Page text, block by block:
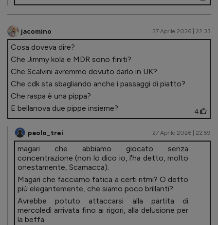
jacomino 27 Aprile 2026 | 22.33
Cosa doveva dire?
Che Jimmy kola e MDR sono finiti?
Che Scalvini avremmo dovuto darlo in UK?
Che cdk sta sbagliando anche i passaggi di piatto?
Che raspa è una pippa?
E bellanova due pippe insieme?
4
paolo_trei 27 Aprile 2026 | 22.59
magari che abbiamo giocato senza
concentrazione (non lo dico io, l'ha detto, molto
onestamente, Scamacca).
Magari che facciamo fatica a certi ritmi? O detto
più elegantemente, che siamo poco brillanti?
Avrebbe potuto attaccarsi alla partita di
mercoledì arrivata fino ai rigori, alla delusione per
la beffa.